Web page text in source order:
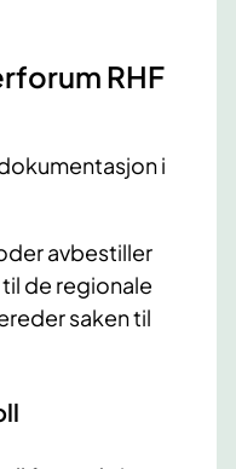
RHF
i
avbestiller
de regionale
saken til